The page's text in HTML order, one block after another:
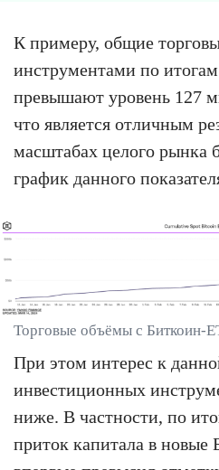
К примеру, общие
инструментами по
превышают уровень 127
что является отличным
масштабах целого рынка
график данного
Торговые объёмы с Биткоин-
При этом интерес к
инвестиционных
ниже. В частности, по
приток капитала в